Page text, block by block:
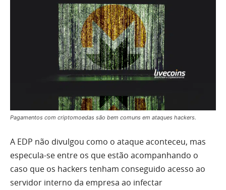
Pagamentos com criptomoedas são bem comuns em ataques hackers.
A EDP não divulgou como o ataque aconteceu, mas
especula-se entre os que estão acompanhando o
caso que os hackers tenham conseguido acesso ao
servidor interno da empresa ao infectar